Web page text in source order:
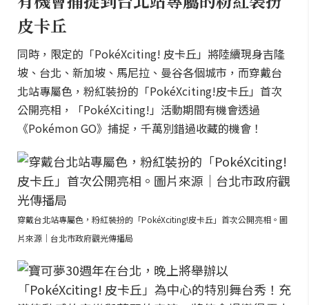
皮卡丘
同時，限定的「PokéXciting! 皮卡丘」將陸續現身吉隆
坡、台北、新加坡、馬尼拉、曼谷各個城市，而穿戴台
北站專屬色，粉紅裝扮的「PokéXciting!皮卡丘」首次
公開亮相，「PokéXciting!」活動期間有機會透過
《Pokémon GO》捕捉，千萬別錯過收藏的機會！
穿戴台北站專屬色，粉紅裝扮的「PokéXciting!皮卡丘」首次公開亮相。圖
片來源｜台北市政府觀光傳播局